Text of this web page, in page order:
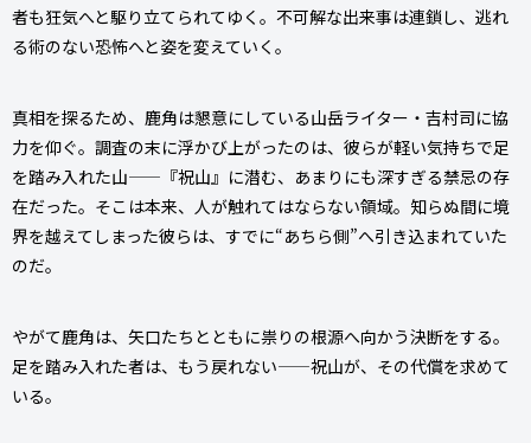
者も狂気へと駆り立てられてゆく――。不可解な出来事は連鎖し、逃れ
る術のない恐怖へと姿を変えていく。
真相を探るため、鹿角は懇意にしている山岳ライター・吉村司に協
力を仰ぐ。調査の末に浮かび上がったのは、彼らが軽い気持ちで足
を踏み入れた山——『祝山』に潜む、あまりにも深すぎる禁忌の存
在だった。そこは本来、人が触れてはならない領域。知らぬ間に境
界を越えてしまった彼らは、すでに“あちら側”へ引き込まれていた
のだ。
やがて鹿角は、矢口たちとともに祟りの根源へ向かう決断をする。
足を踏み入れた者は、もう戻れない——祝山が、その代償を求めて
いる。